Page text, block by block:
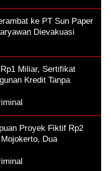
ke PT Sun Paper
Dievakuasi
Miliar, Sertifikat
Kredit Tanpa
Proyek Fiktif Rp2
Dua